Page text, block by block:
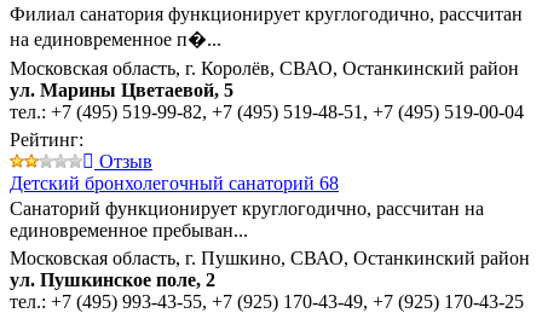
Филиал санатория функционирует круглогодично, рассчитан
на единовременное п�...
Московская область, г. Королёв, СВАО, Останкинский район
ул. Марины Цветаевой, 5
тел.: +7 (495) 519-99-82, +7 (495) 519-48-51 , +7 (495) 519-00-04
Рейтинг:
Отзыв
Детский бронхолегочный санаторий 68
Санаторий функционирует круглогодично, рассчитан на
единовременное пребыван...
Московская область, г. Пушкино, СВАО, Останкинский район
ул. Пушкинское поле, 2
тел.: +7 (495) 993-43-55, +7 (925) 170-43-49, +7 (925) 170-43-25